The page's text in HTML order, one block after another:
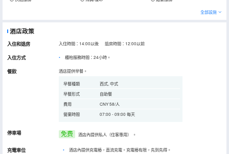
全部設施
酒店政策
入住和退房 入住時間：14:00以後 退房時間：12:00以前
入住方式 櫃枱服務時間：24小時。
餐飲 酒店提供早餐。
早餐種類
西式, 中式
早餐形式
自助餐
費用
CNY 58/人
營業時間
07:00 - 09:00 每天
停車場 免费 酒店內提供私人（住客專用） 。
充電車位 • 酒店內提供充電樁，直流充電。充電樁有限，先到先得。